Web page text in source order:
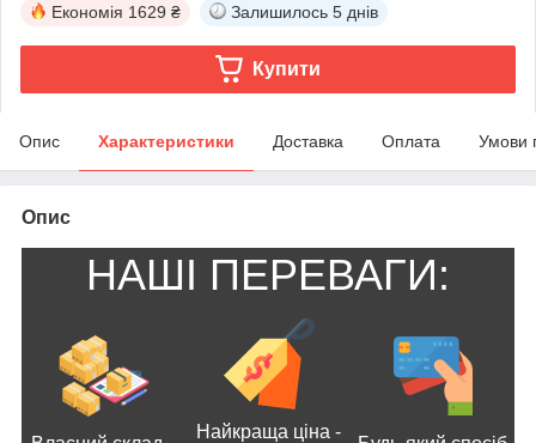
Економія 1629 ₴ Залишилось 5 днів
Купити
Опис Характеристики Доставка Оплата Умови
Опис
НАШІ ПЕРЕВАГИ:
Найкраща ціна -